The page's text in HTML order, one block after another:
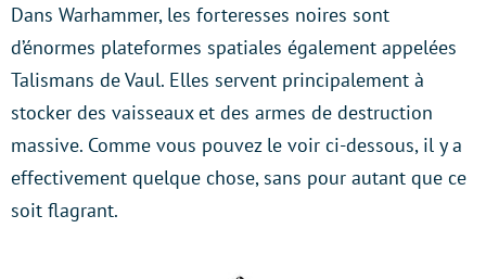
Dans Warhammer, les forteresses noires sont
d’énormes plateformes spatiales également appelées
Talismans de Vaul. Elles servent principalement à
stocker des vaisseaux et des armes de destruction
massive. Comme vous pouvez le voir ci-dessous, il y a
effectivement quelque chose, sans pour autant que ce
soit flagrant.